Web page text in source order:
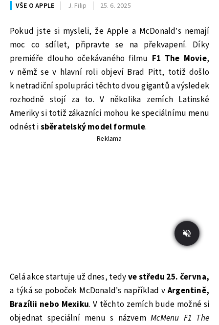
VŠE O APPLE J. Filip 25. 6. 2025
Pokud jste si mysleli, že Apple a McDonald’s nemají
moc co sdílet, připravte se na překvapení. Díky
premiéře dlouho očekávaného filmu F1 The Movie,
v němž se v hlavní roli objeví Brad Pitt, totiž došlo
k netradiční spolupráci těchto dvou gigantů a výsledek
rozhodně stojí za to. V několika zemích Latinské
Ameriky si totiž zákazníci mohou ke speciálnímu menu
odnést isběratelský model formule.
Reklama
Celá akce startuje už dnes, tedyve středu 25. června,
a týká se poboček McDonald’s například vArgentině,
Brazílii nebo Mexiku. V těchto zemích bude možné si
objednat speciální menu s názvemMcMenu F1 The